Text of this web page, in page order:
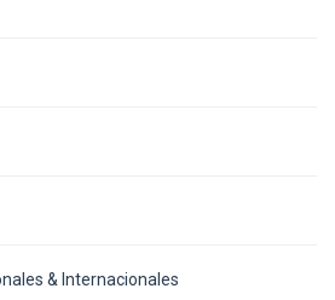
& Internacionales